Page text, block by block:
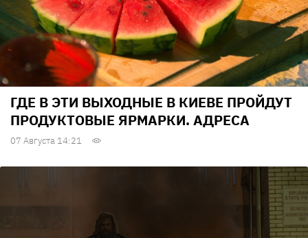
ГДЕ В ЭТИ ВЫХОДНЫЕ В КИЕВЕ ПРОЙДУТ
ПРОДУКТОВЫЕ ЯРМАРКИ. АДРЕСА
07 Августа 14:21